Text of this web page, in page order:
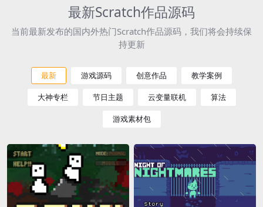
最新Scratch作品源码
当前最新发布的国内外热门Scratch作品源码，我们将会持续保
持更新
最新 游戏源码 创意作品 教学案例
大神专栏 节日主题 云变量联机 算法
游戏素材包